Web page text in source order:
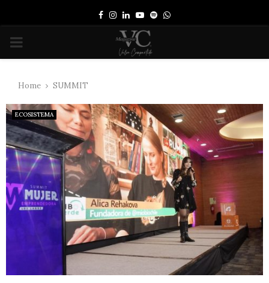
Facebook
Instagram
LinkedinYoutube
SpotifyWhatsapp
PRIMARY
Home SUMMIT
ECOSISTEMA